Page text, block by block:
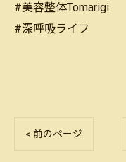
#美容整体Tomarigi
#深呼吸ライフ
< 前のページ